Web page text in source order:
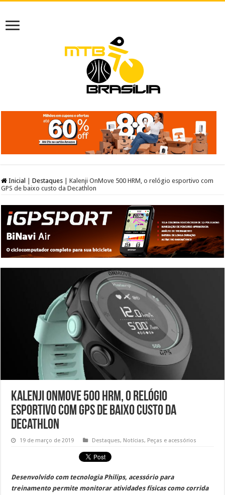
Inicial Destaques
Kalenji OnMove 500 HRM, o relógio esportivo com
GPS de baixo custo da Decathlon
Kalenji OnMove 500 HRM, o relógio
esportivo com GPS de baixo custo da
Decathlon
19 de março de 2019 Destaques, Notícias, Peças e acessórios
Desenvolvido com tecnologia Philips, acessório para
treinamento permite monitorar atividades físicas como corrida